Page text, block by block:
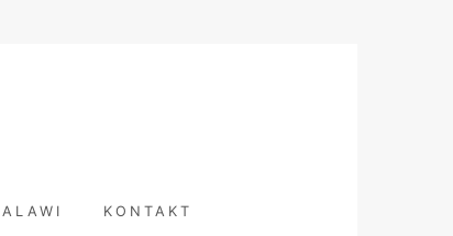
KONTAKT